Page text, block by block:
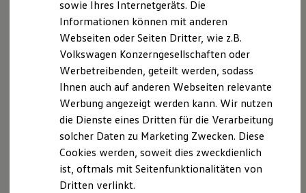
Lifestyle Shop
T-Roc Kollektion
Golf Kollektion
ID. Kollektion
Volkswagen Kollektion
R-Kollektion
GTI Kollektion
Fußball Drop
we drive football
#wedriveproud
Besitzer und Service
Software Updates
Service und Ersatzteile
Ihre Ansprechpartnerbei
Autohaus Feicht Haar
E-Mail schreiben
+49 89 4530370
sowie Ihres Internetgeräts. Die
Informationen können mit anderen
Webseiten oder Seiten Dritter, wie z.B.
Volkswagen Konzerngesellschaften oder
Werbetreibenden, geteilt werden, sodass
Ihnen auch auf anderen Webseiten relevante
Werbung angezeigt werden kann. Wir nutzen
die Dienste eines Dritten für die Verarbeitung
solcher Daten zu Marketing Zwecken. Diese
Cookies werden, soweit dies zweckdienlich
ist, oftmals mit Seitenfunktionalitäten von
Dritten verlinkt.